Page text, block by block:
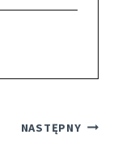
NASTĘPNY